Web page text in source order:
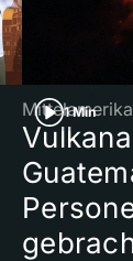
1 Min
Mittelamerika